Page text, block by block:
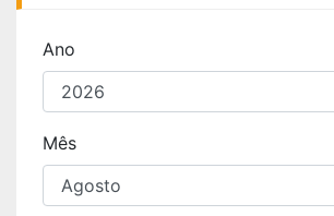
Ano
Mês